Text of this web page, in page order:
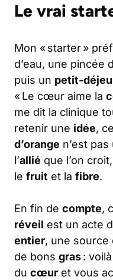
Le vrai
Mon « starter »
d’eau, une pincée
puis un petit-
« Le cœur aime la
me dit la clinique
retenir une idée,
d’orange n’est
l’allié que l’on
le fruit et la fibre.
En fin de compte,
réveil est un acte
entier, une source
de bons gras:
du cœur et vous